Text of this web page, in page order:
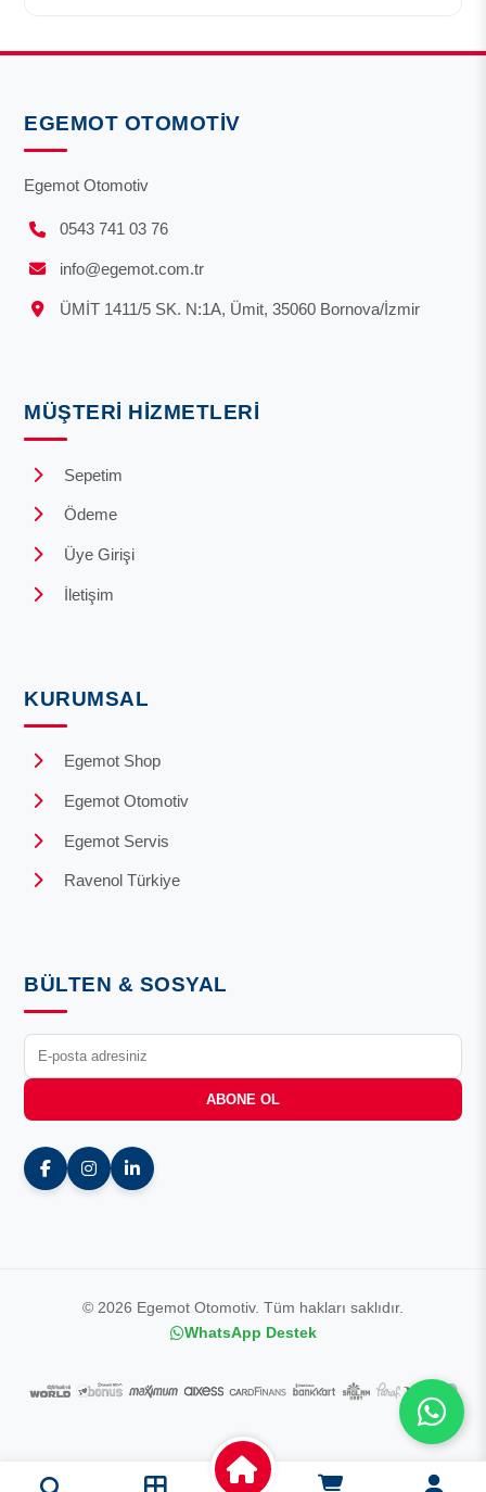
EGEMOT OTOMOTIV
Egemot Otomotiv
0543 741 03 76
info@egemot.com.tr
ÜMİT 1411/5 SK. N:1A, Ümit, 35060 Bornova/İzmir
MÜŞTERI HIZMETLERI
Sepetim
Ödeme
Üye Girişi
İletişim
KURUMSAL
Egemot Shop
Egemot Otomotiv
Egemot Servis
Ravenol Türkiye
BÜLTEN & SOSYAL
ABONE OL
© 2026 Egemot Otomotiv. Tüm hakları saklıdır.
WhatsApp Destek